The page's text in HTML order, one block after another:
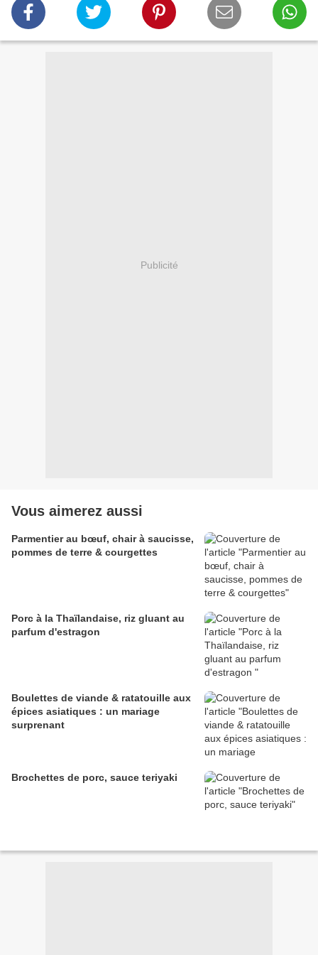
Publicité
Vous aimerez aussi
Parmentier au bœuf, chair à saucisse,
pommes de terre & courgettes
Porc à la Thaïlandaise, riz gluant au
parfum d'estragon
Boulettes de viande & ratatouille aux
épices asiatiques : un mariage
surprenant
Brochettes de porc, sauce teriyaki